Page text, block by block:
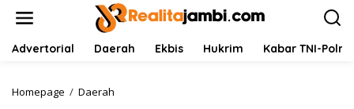
Advertorial Daerah Ekbis Hukrim Kabar TNI-Polri
Homepage / Daerah